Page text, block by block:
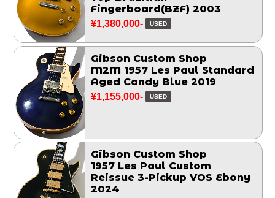
Fingerboard(BZF) 2003
¥1,380,000- USED
Gibson Custom Shop
M2M 1957 Les Paul Standard
Aged Candy Blue 2019
¥1,155,000- USED
Gibson Custom Shop
1957 Les Paul Custom
Reissue 3-Pickup VOS Ebony
2024